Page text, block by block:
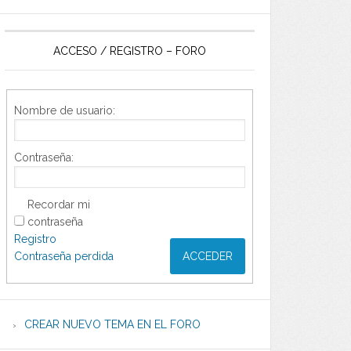
ACCESO / REGISTRO – FORO
Nombre de usuario:
Contraseña:
Recordar mi
contraseña
ACCEDER
Registro
Contraseña perdida
CREAR NUEVO TEMA EN EL FORO